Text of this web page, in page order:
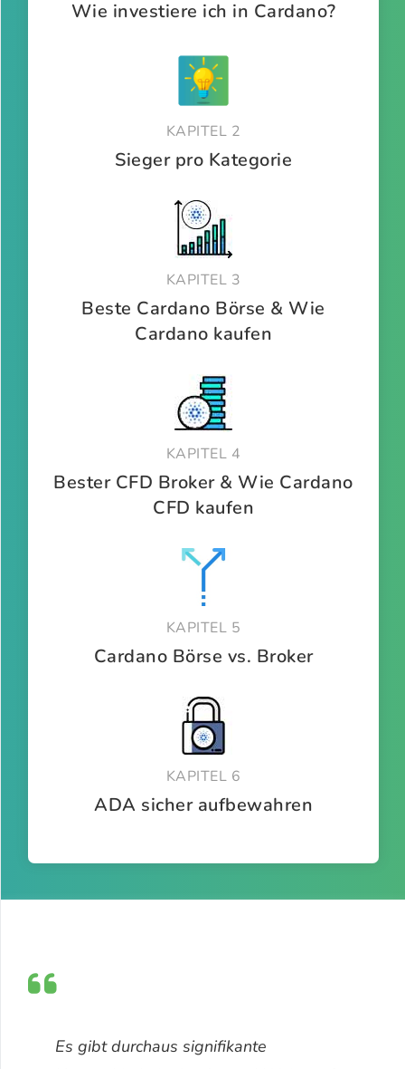
Wie investiere ich in Cardano?
KAPITEL 2
Sieger pro Kategorie
KAPITEL 3
Beste Cardano Börse & Wie
Cardano kaufen
KAPITEL 4
Bester CFD Broker & Wie Cardano
CFD kaufen
KAPITEL 5
Cardano Börse vs. Broker
KAPITEL 6
ADA sicher aufbewahren
Es gibt durchaus signifikante